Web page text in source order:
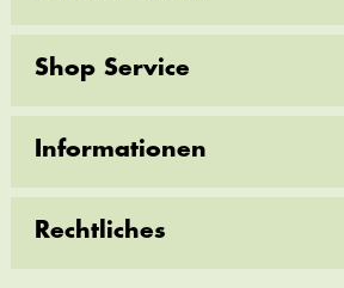
Shop Service
Informationen
Rechtliches